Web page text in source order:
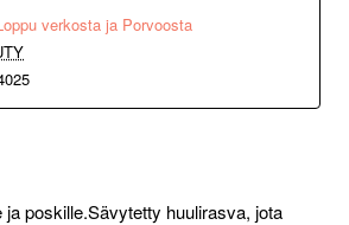
verkosta ja Porvoosta
ja poskille.Sävytetty huulirasva, jota